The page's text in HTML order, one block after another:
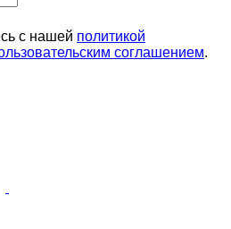
с нашей политикой
соглашением.